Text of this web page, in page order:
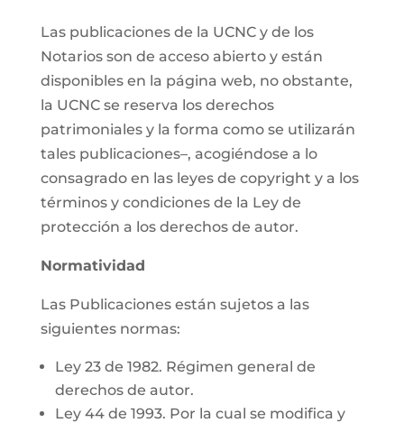
Las publicaciones de la UCNC y de los
Notarios son de acceso abierto y están
disponibles en la página web, no obstante,
la UCNC se reserva los derechos
patrimoniales y la forma como se utilizarán
tales publicaciones–, acogiéndose a lo
consagrado en las leyes de copyright y a los
términos y condiciones de la Ley de
protección a los derechos de autor.
Normatividad
Las Publicaciones están sujetos a las
siguientes normas:
Ley 23 de 1982. Régimen general de
derechos de autor.
Ley 44 de 1993. Por la cual se modifica y